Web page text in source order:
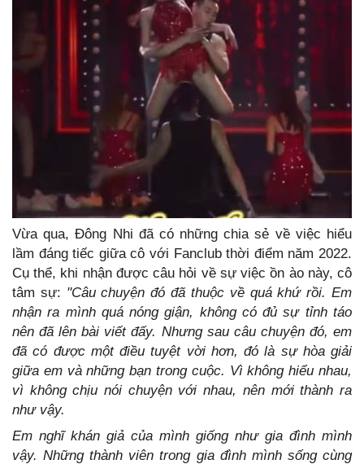
Vừa qua, Đông Nhi đã có những chia sẻ về việc hiểu
lầm đáng tiếc giữa cô với Fanclub thời điểm năm 2022.
Cụ thể, khi nhận được câu hỏi về sự việc ồn ào này, cô
tâm sự: "Câu chuyện đó đã thuộc về quá khứ rồi. Em
nhận ra mình quá nóng giận, không có đủ sự tỉnh táo
nên đã lên bài viết đấy. Nhưng sau câu chuyện đó, em
đã có được một điều tuyệt vời hơn, đó là sự hòa giải
giữa em và những bạn trong cuộc. Vì không hiểu nhau,
vì không chịu nói chuyện với nhau, nên mới thành ra
như vậy.
Em nghĩ khán giả của mình giống như gia đình mình
vậy. Những thành viên trong gia đình mình sống cùng